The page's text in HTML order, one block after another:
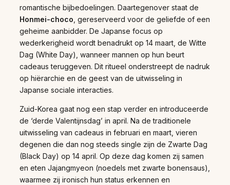
romantische bijbedoelingen. Daartegenover staat de
Honmei-choco , gereserveerd voor de geliefde of een
geheime aanbidder. De Japanse focus op
wederkerigheid wordt benadrukt op 14 maart, de Witte
Dag (White Day), wanneer mannen op hun beurt
cadeaus teruggeven. Dit ritueel onderstreept de nadruk
op hiërarchie en de geest van de uitwisseling in
Japanse sociale interacties.
Zuid-Korea gaat nog een stap verder en introduceerde
de ‘derde Valentijnsdag’ in april. Na de traditionele
uitwisseling van cadeaus in februari en maart, vieren
degenen die dan nog steeds single zijn de Zwarte Dag
(Black Day) op 14 april. Op deze dag komen zij samen
en eten Jajangmyeon (noedels met zwarte bonensaus),
waarmee zij ironisch hun status erkennen en